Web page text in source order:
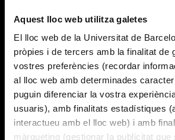
Aquest lloc web utilitza galetes
El lloc web de la Universitat de
pròpies i de tercers amb la finalitat de
vostres preferències (recordar
al lloc web amb determinades
puguin diferenciar la vostra
usuaris), amb finalitats estadístiques
interactueu amb el lloc web) i amb
màrqueting (gestionar la publicitat que